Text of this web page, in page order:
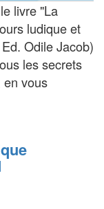
livre "La
ludique et
Odile Jacob)
les secrets
en vous